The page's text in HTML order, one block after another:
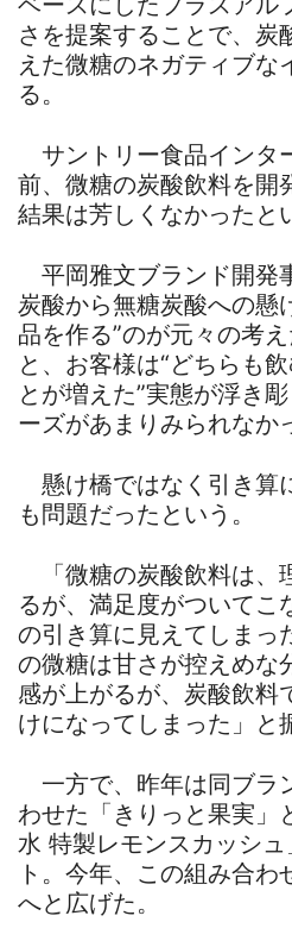
さを提案することで、炭
えた微糖のネガティブな
る。
サントリー食品インタ
前、微糖の炭酸飲料を開
結果は芳しくなかったと
平岡雅文ブランド開発
炭酸から無糖炭酸への懸
品を作る”のが元々の考
と、お客様は“どちらも
とが増えた”実態が浮き
ーズがあまりみられなか
懸け橋ではなく引き算
も問題だったという。
「微糖の炭酸飲料は、
るが、満足度がついてこ
の引き算に見えてしまっ
の微糖は甘さが控えめな
感が上がるが、炭酸飲料
けになってしまった」と
一方で、昨年は同ブラ
わせた「きりっと果実」
水 特製レモンスカッシ
ト。今年、この組み合
へと広げた。